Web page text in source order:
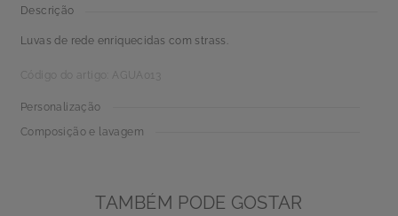
Descrição
Luvas de rede enriquecidas com strass.
Código do artigo: AGUA013
Personalização
Composição e lavagem
TAMBÉM PODE GOSTAR